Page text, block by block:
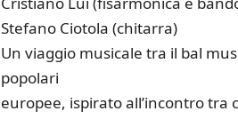
Stefano Ciotola (chitarra)
Un viaggio musicale tra il bal
popolari
europee, ispirato all’incontro